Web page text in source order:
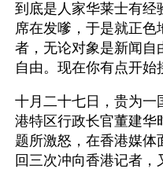
到底是人家华莱士有经
席在发嗲，于是就正色
者，无论对象是新闻自
自由。现在你有点开始
十月二十七日，贵为一
港特区行政长官董建华
题所激怒，在香港媒
回三次冲向香港记者